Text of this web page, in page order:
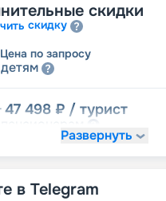
скидки
скидку
Цена по запросу
детям
47 498 ₽ / турист
Развернуть
в Telegram